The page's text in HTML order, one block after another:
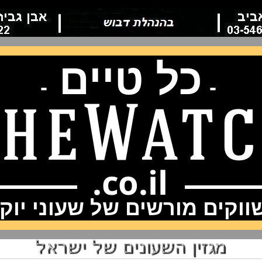
- כל טיים -
מורשים של שעוני